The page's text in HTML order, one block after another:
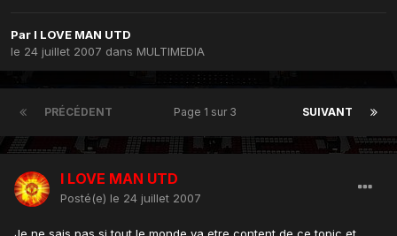
Par I LOVE MAN UTD
le 24 juillet 2007 dans MULTIMEDIA
PRÉCÉDENT SUIVANT
Page 1 sur 3
I LOVE MAN UTD
Posté(e) le 24 juillet 2007